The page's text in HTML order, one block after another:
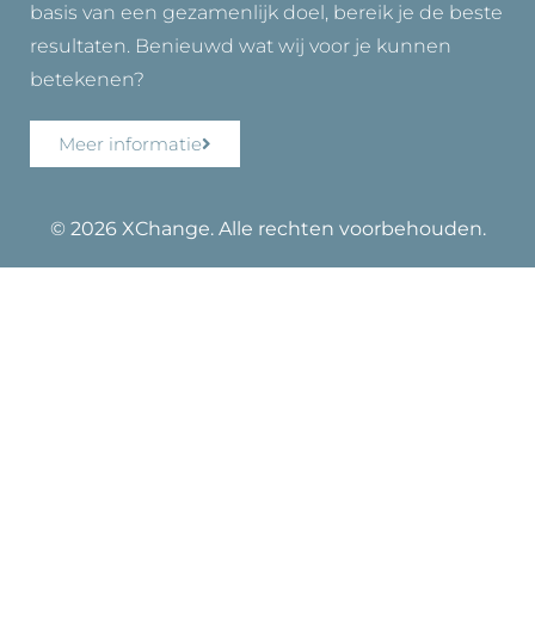
basis van een gezamenlijk doel, bereik je de beste
resultaten. Benieuwd wat wij voor je kunnen
betekenen?
Meer informatie
© 2026 XChange. Alle rechten voorbehouden.